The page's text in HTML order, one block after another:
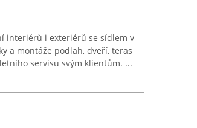
interiérů i exteriérů se sídlem v
a montáže podlah, dveří, teras
servisu svým klientům. ...